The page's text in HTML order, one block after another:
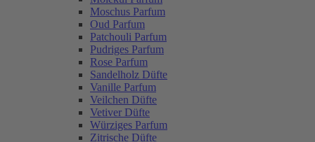
Moschus Parfum
Oud Parfum
Patchouli Parfum
Pudriges Parfum
Rose Parfum
Sandelholz Düfte
Vanille Parfum
Veilchen Düfte
Vetiver Düfte
Würziges Parfum
Zitrische Düfte